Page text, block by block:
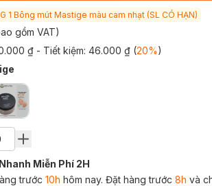
1 Bông mút Mastige màu cam nhạt (SL CÓ HẠN)
gồm VAT)
₫ - Tiết kiệm: 46.000 ₫(20%)
Miễn Phí 2H
trước 10h hôm nay. Đặt hàng trước 8h và